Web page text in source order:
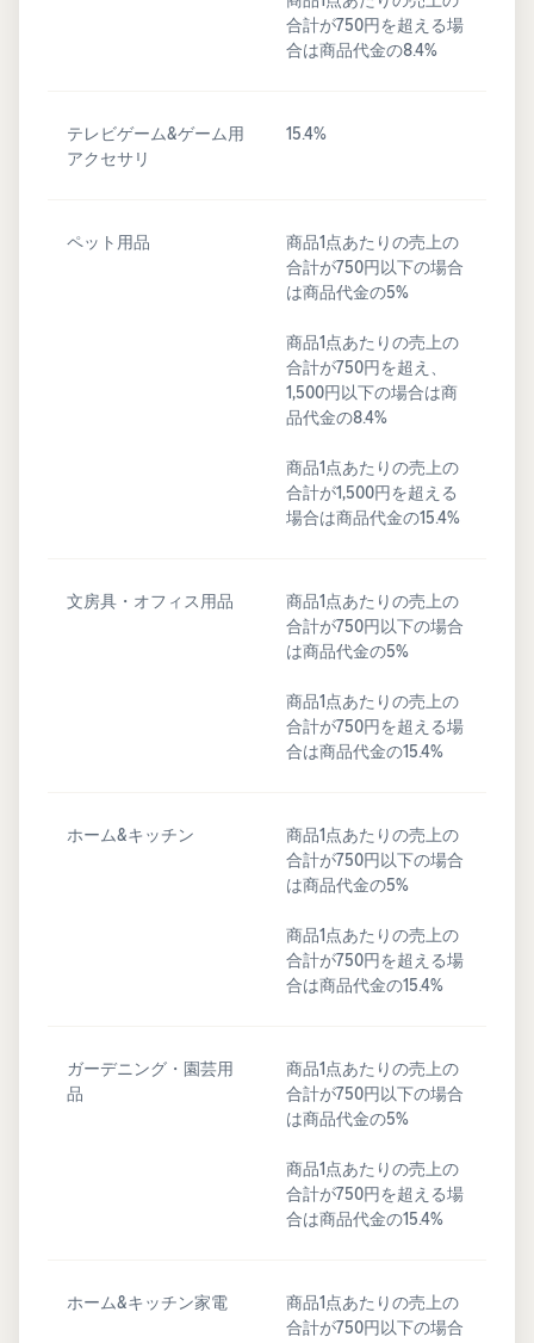
合計が750円を超える場
合は商品代金の8.4%
テレビゲーム&ゲーム用
アクセサリ
15.4%
ペット用品
商品1点あたりの売上の
合計が750円以下の場合
は商品代金の5%
商品1点あたりの売上の
合計が750円を超え、
1,500円以下の場合は商
品代金の8.4%
商品1点あたりの売上の
合計が1,500円を超える
場合は商品代金の15.4%
文房具・オフィス用品
商品1点あたりの売上の
合計が750円以下の場合
は商品代金の5%
商品1点あたりの売上の
合計が750円を超える場
合は商品代金の15.4%
ホーム&キッチン
商品1点あたりの売上の
合計が750円以下の場合
は商品代金の5%
商品1点あたりの売上の
合計が750円を超える場
合は商品代金の15.4%
ガーデニング・園芸用
品
商品1点あたりの売上の
合計が750円以下の場合
は商品代金の5%
商品1点あたりの売上の
合計が750円を超える場
合は商品代金の15.4%
ホーム&キッチン家電
商品1点あたりの売上の
合計が750円以下の場合